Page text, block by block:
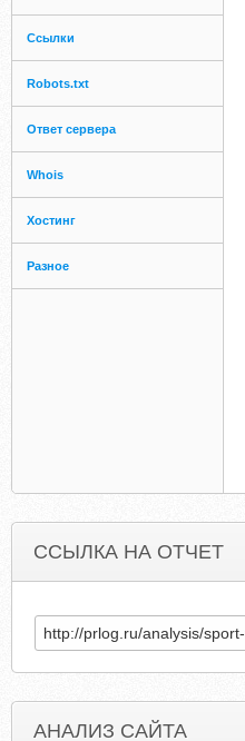
Ссылки
Robots.txt
Ответ сервера
Whois
Хостинг
Разное
ССЫЛКА НА ОТЧЕТ
АНАЛИЗ САЙТА